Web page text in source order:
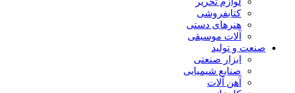
کتابفروشی
هنرهای دستی
آلات موسیقی
صنعت و تولید
ابزار صنعتی
صنایع شیمیایی
آهن آلات